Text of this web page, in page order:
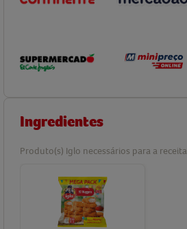
Ingredientes
Produto(s) Iglo necessários para a receita